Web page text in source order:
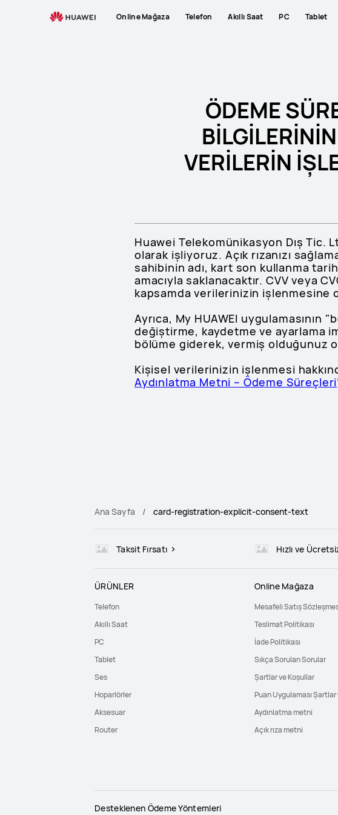
registration-
Online Mağaza Telefon Akıllı Saat PC Tablet
ÖDEME
VERİLERİN
Huawei Telekomünikasyon Dış Tic.
olarak işliyoruz. Açık rızanızı
sahibinin adı, kart son kullanma
amacıyla saklanacaktır. CVV veya
kapsamda verilerinizin işlenmesine
Ayrıca, My HUAWEI uygulamasının
değiştirme, kaydetme ve ayarlama
bölüme giderek, vermiş olduğunuz
Kişisel verilerinizin işlenmesi
Aydınlatma Metni – Ödeme Süreçleri
Ana Sayfa card-registration-explicit-consent-text
Taksit Fırsatı Hızlı ve
ÜRÜNLER
Telefon
Akıllı Saat
PC
Tablet
Ses
Hoparlörler
Aksesuar
Router
Online Mağaza
Mesafeli Satış
Teslimat Politikası
İade Politikası
Sıkça Sorulan Sorular
Şartlar ve Koşullar
Puan Uygulaması Şartlar
Aydınlatma metni
Açık rıza metni
Desteklenen Ödeme Yöntemleri